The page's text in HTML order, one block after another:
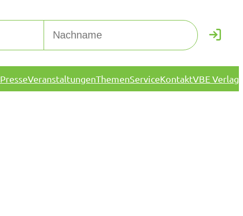
PresseVeranstaltungenThemenServiceKontaktVBE Verlag